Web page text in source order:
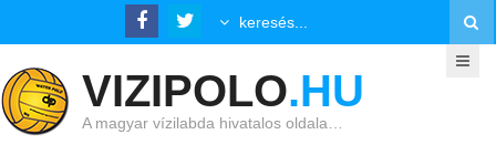
VIZIPOLO.HU
A magyar vízilabda hivatalos oldala…